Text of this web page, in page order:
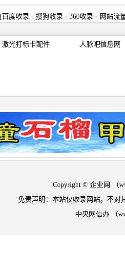
[ 百度收录 - 搜狗收录 - 360收录 - 网站流
激光打标卡配件 人脉吧信息网
Copyright © 企业网 （
免责声明：本站仅收录网站，不对
中央网信办 （